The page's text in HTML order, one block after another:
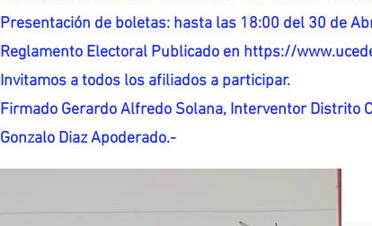
Presentación de boletas: hasta las 18:00 del 30 de
Reglamento Electoral Publicado en https://
Invitamos a todos los afiliados a participar.
Firmado Gerardo Alfredo Solana, Interventor Distrito
Gonzalo Diaz Apoderado.-